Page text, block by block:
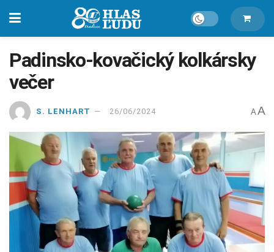
Padinsko-kovačický kolkársky
večer
S. LENHART 26/06/2024 A A